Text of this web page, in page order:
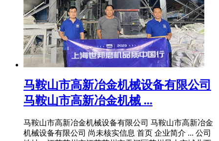
马鞍山市高新冶金机械设备有限公司
马鞍山市高新冶金机械 ...
马鞍山市高新冶金机械设备有限公司 马鞍山市高新冶金
机械设备有限公司 尚未核实信息 首页 企业简介 ... 公司